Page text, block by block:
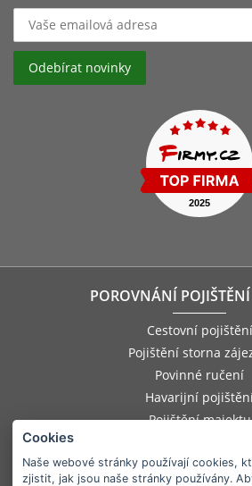
POROVNÁNÍ
Cestovní pojištění
Pojištění storna
Povinné ručení
Havarijní
Pojištění majektu
Pojištění asistenčních
Cookies
Naše webové stránky používají cookies,
zjistit, jak jsou naše stránky používány.